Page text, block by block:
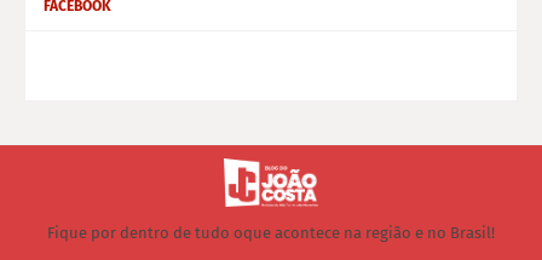
FACEBOOK
Fique por dentro de tudo oque acontece na região e no Brasil!